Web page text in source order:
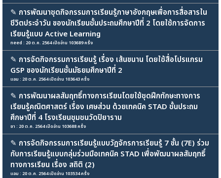
✎ การพัฒนาชุดกิจกรรมการเรียนรู้ภาษาอังกฤษเพื่อการสื่อสารใน
ชีวิตประจำวัน ของนักเรียนชั้นประถมศึกษาปีที่ 2 โดยใช้การจัดการ
เรียนรู้แบบ Active Learning
need : 20 ต.ค. 2564 เปิดอ่าน 103689 ครั้ง
✎ การจัดกิจกรรมการเรียนรู้ เรื่อง เส้นขนาน โดยใช้สื่อโปรแกรม
GSP ของนักเรียนชั้นมัธยมศึกษาปีที่ 2
แอม : 20 ต.ค. 2564 เปิดอ่าน 103643 ครั้ง
✎ การพัฒนาผลสัมฤทธิ์ทางการเรียนโดยใช้ชุดฝึกทักษะทางการ
เรียนรู้คณิตศาสตร์ เรื่อง เศษส่วน ด้วยเทคนิค STAD ชั้นประถม
ศึกษาปีที่ 4 โรงเรียนชุมชนวัดปิยาราม
ซา : 20 ต.ค. 2564 เปิดอ่าน 103688 ครั้ง
✎ การจัดกิจกรรมการเรียนรู้แบบวัฏจักรการเรียนรู้ 7 ขั้น (7E) ร่วม
กับการเรียนรู้แบบกลุ่มร่วมมือเทคนิค STAD เพื่อพัฒนาผลสัมฤทธิ์
ทางการเรียน เรื่อง สถิติ (2)
แอม : 20 ต.ค. 2564 เปิดอ่าน 103534 ครั้ง